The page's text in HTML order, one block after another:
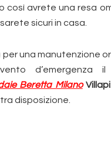
così avrete una resa
sicuri in casa.
per una manutenzione
d’emergenza il
Beretta Milano
disposizione.